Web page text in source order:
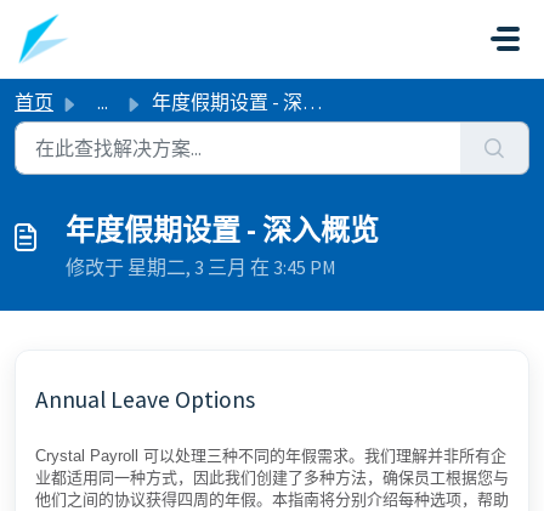
跳过至主要内容
首页 ... 年度假期设置 - 深入概览
年度假期设置 - 深入概览
修改于 星期二, 3 三月 在 3:45 PM
Annual Leave Options
Crystal Payroll 可以处理三种不同的年假需求。我们理解并非所有企
业都适用同一种方式，因此我们创建了多种方法，确保员工根据您与
他们之间的协议获得四周的年假。本指南将分别介绍每种选项，帮助